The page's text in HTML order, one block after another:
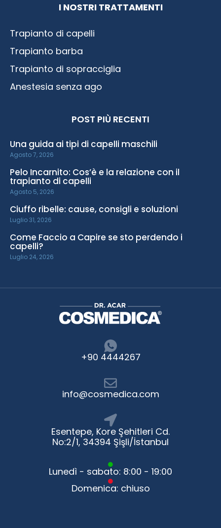
I NOSTRI TRATTAMENTI
Trapianto di capelli
Trapianto barba
Trapianto di sopracciglia
Anestesia senza ago
POST PIÙ RECENTI
Una guida ai tipi di capelli maschili
Agosto 7, 2026
Pelo Incarnito: Cos’è e la relazione con il
trapianto di capelli
Agosto 5, 2026
Ciuffo ribelle: cause, consigli e soluzioni
Luglio 31, 2026
Come Faccio a Capire se sto perdendo i
capelli?
Luglio 24, 2026
+90 4444267
info@cosmedica.com
Esentepe, Kore Şehitleri Cd.
No:2/1, 34394 Şişli/İstanbul
Lunedì - sabato: 8:00 - 19:00
Domenica: chiuso